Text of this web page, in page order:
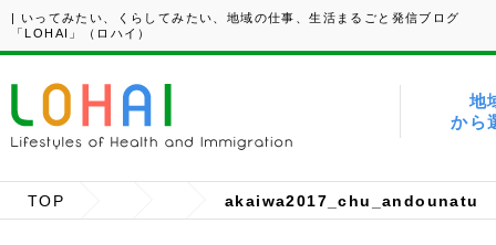
| いってみたい、くらしてみたい、地域の仕事、生活まるごと発信ブログ
「LOHAI」（ロハイ）
地
から
TOP akaiwa2017_chu_andounatu